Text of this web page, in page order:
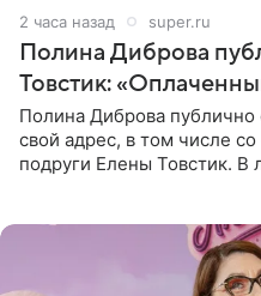
2 часа назад super.ru
Полина Диброва
Товстик:
Полина Диброва публично
свой адрес, в том числе
подруги Елены Товстик. В